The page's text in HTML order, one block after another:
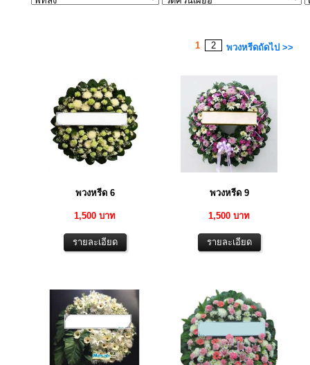
1 2 พวงหรีดถัดไป >>
พวงหรีด 6
1,500 บาท
พวงหรีด 9
1,500 บาท